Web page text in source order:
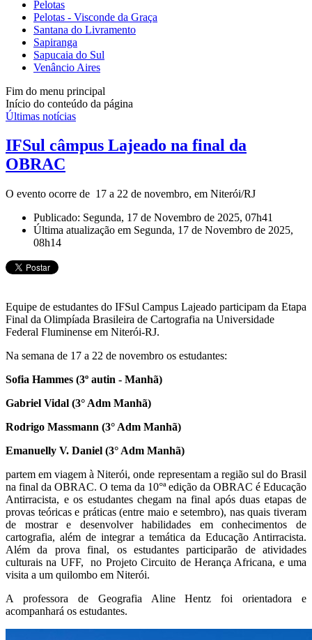
Pelotas
Pelotas - Visconde da Graça
Santana do Livramento
Sapiranga
Sapucaia do Sul
Venâncio Aires
Fim do menu principal
Início do conteúdo da página
Últimas notícias
IFSul câmpus Lajeado na final da
OBRAC
O evento ocorre de 17 a 22 de novembro, em Niterói/RJ
Publicado: Segunda, 17 de Novembro de 2025, 07h41
Última atualização em Segunda, 17 de Novembro de 2025,
08h14
Equipe de estudantes do IFSul Campus Lajeado participam da Etapa
Final da Olimpíada Brasileira de Cartografia na Universidade
Federal Fluminense em Niterói-RJ.
Na semana de 17 a 22 de novembro os estudantes:
Sofia Hammes (3º autin - Manhã)
Gabriel Vidal (3° Adm Manhã)
Rodrigo Massmann (3° Adm Manhã)
Emanuelly V. Daniel (3° Adm Manhã)
partem em viagem à Niterói, onde representam a região sul do Brasil
na final da OBRAC. O tema da 10°ª edição da OBRAC é Educação
Antirracista, e os estudantes chegam na final após duas etapas de
provas teóricas e práticas (entre maio e setembro), nas quais tiveram
de mostrar e desenvolver habilidades em conhecimentos de
cartografia, além de integrar a temática da Educação Antirracista.
Além da prova final, os estudantes participarão de atividades
culturais na UFF, no Projeto Circuito de Herança Africana, e uma
visita a um quilombo em Niterói.
A professora de Geografia Aline Hentz foi orientadora e
acompanhará os estudantes.